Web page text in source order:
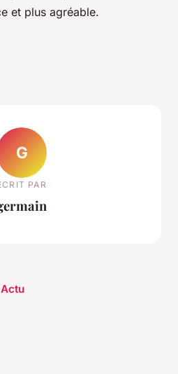
et plus agréable.
G
PAR